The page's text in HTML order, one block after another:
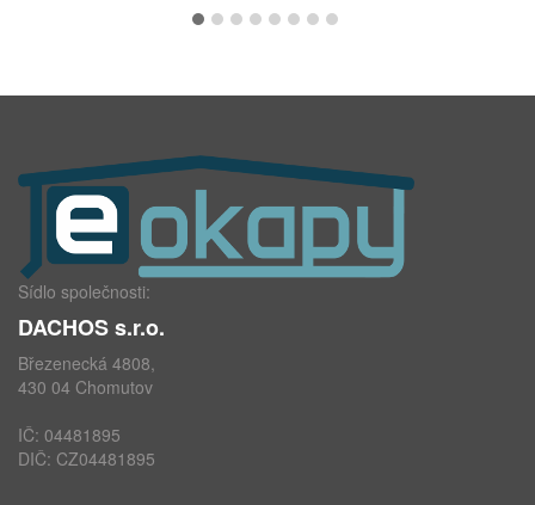
Sídlo společnosti:
DACHOS s.r.o.
Březenecká 4808,
430 04 Chomutov
IČ: 04481895
DIČ: CZ04481895